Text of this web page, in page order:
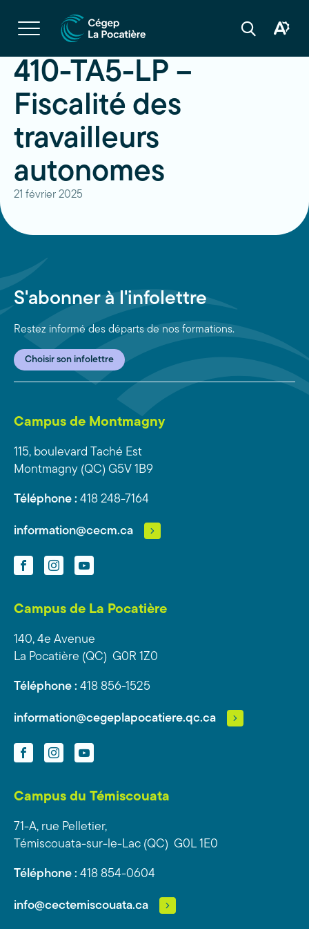
Ouvrir
la
navigation
site
Ouvrir
Ouvrir
410-TA5-LP –
Fiscalité des
travailleurs
autonomes
21 février 2025
S'abonner à l'infolettre
Restez informé des départs de nos formations.
Choisir son infolettre
Campus de Montmagny
115, boulevard Taché Est
Montmagny (QC) G5V 1B9
Téléphone : 418 248-7164
information@cecm.ca
FacebookInstagramYouTube
Campus de La Pocatière
140, 4e Avenue
La Pocatière (QC) G0R 1Z0
Téléphone : 418 856-1525
information@cegeplapocatiere.qc.ca
FacebookInstagramYouTube
Campus du Témiscouata
71-A, rue Pelletier,
Témiscouata-sur-le-Lac (QC) G0L 1E0
Téléphone : 418 854-0604
info@cectemiscouata.ca